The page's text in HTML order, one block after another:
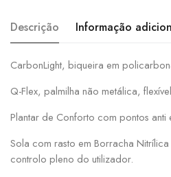
Descrição Informação
CarbonLight, biqueira em
Q-Flex, palmilha não metálica,
Plantar de Conforto com pontos
Sola com rasto em Borracha
controlo pleno do utilizador.